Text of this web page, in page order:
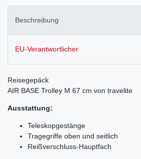
Beschreibung
EU-Verantwortlicher
Reisegepäck
AIR BASE Trolley M 67 cm von travelite
Ausstattung:
Teleskopgestänge
Tragegriffe oben und seitlich
Reißverschluss-Hauptfach